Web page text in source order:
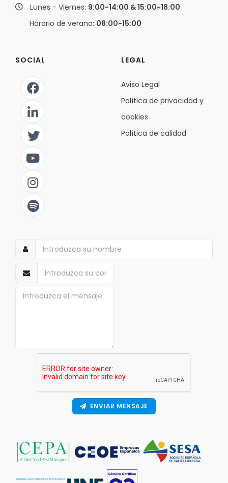
Lunes - Viernes: 9:00-14:00 & 15:00-18:00
Horario de verano: 08:00-15:00
SOCIAL LEGAL
Aviso Legal
Política de privacidad y
cookies
Política de calidad
ENVIAR MENSAJE